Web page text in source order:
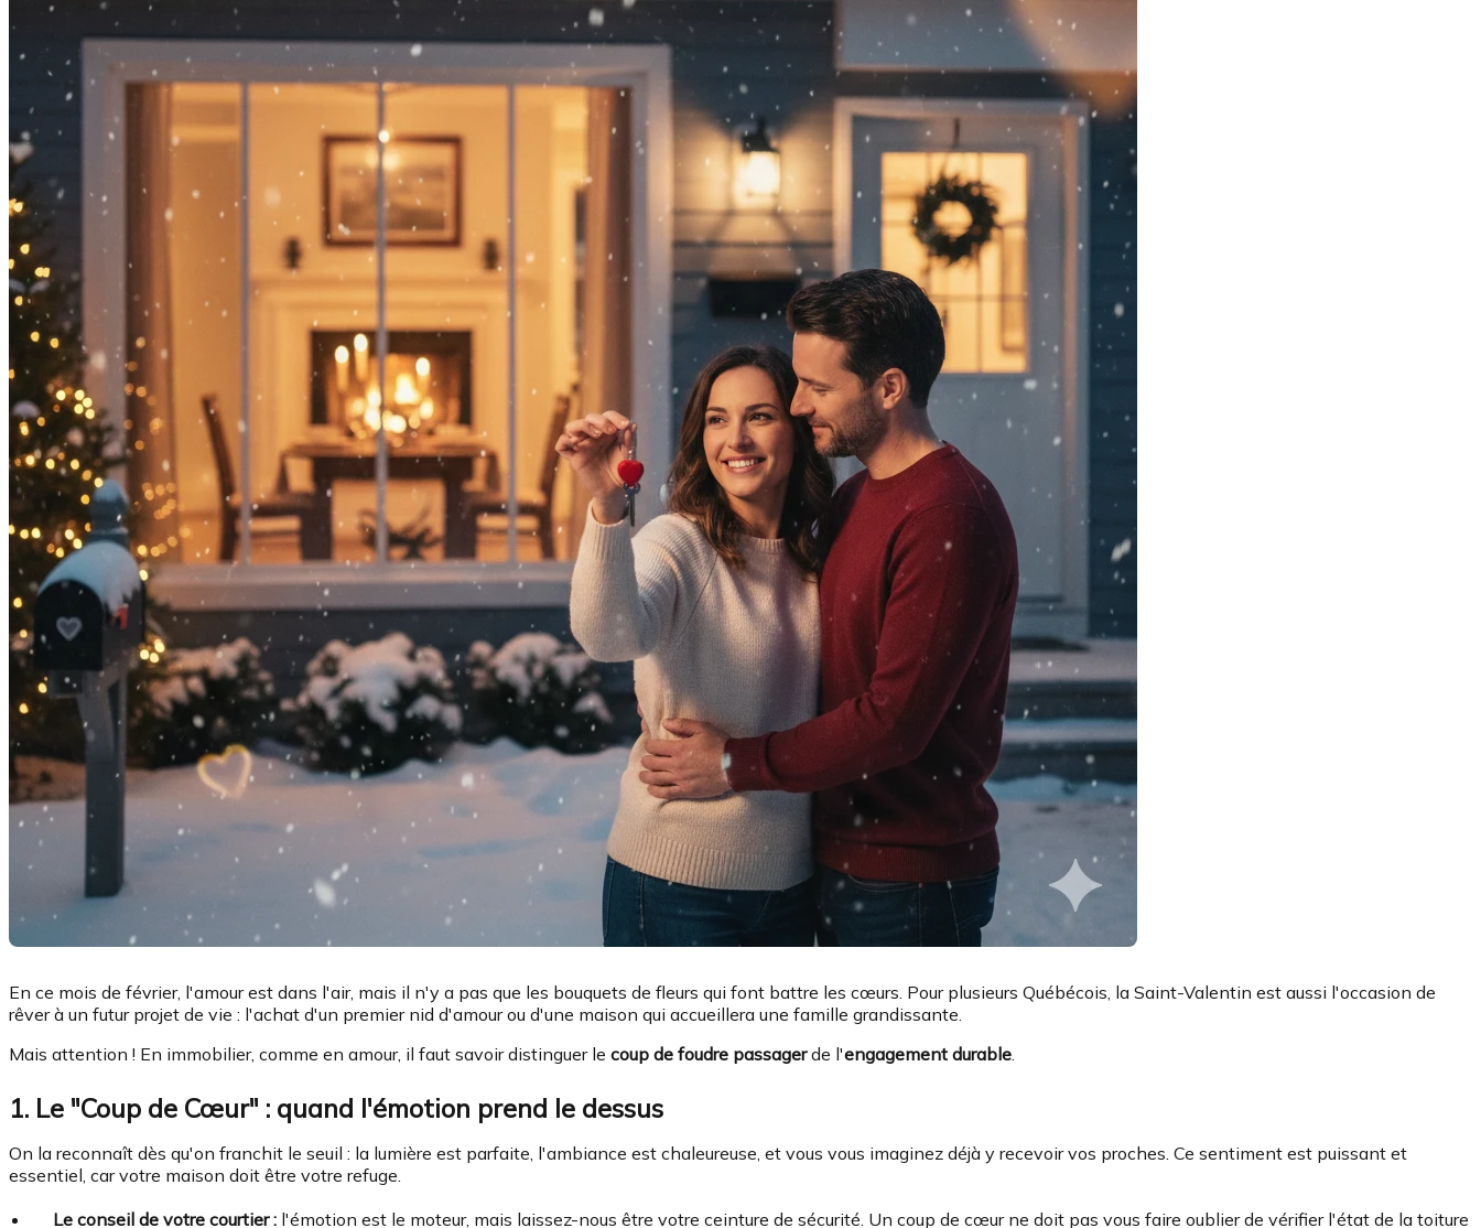
En ce mois de février, l'amour est dans l'air, mais il n'y a pas que les bouquets de fleurs qui font battre les cœurs. Pour plusieurs Québécois, la Saint-Valentin est aussi l'occasion de
rêver à un futur projet de vie : l'achat d'un premier nid d'amour ou d'une maison qui accueillera une famille grandissante.
Mais attention ! En immobilier, comme en amour, il faut savoir distinguer le coup de foudre passagerde l'engagement durable.
1. Le "Coup de Cœur" : quand l'émotion prend le dessus
On la reconnaît dès qu'on franchit le seuil : la lumière est parfaite, l'ambiance est chaleureuse, et vous vous imaginez déjà y recevoir vos proches. Ce sentiment est puissant et
essentiel, car votre maison doit être votre refuge.
Le conseil de votre courtier : l'émotion est le moteur, mais laissez-nous être votre ceinture de sécurité. Un coup de cœur ne doit pas vous faire oublier de vérifier l'état de la toiture